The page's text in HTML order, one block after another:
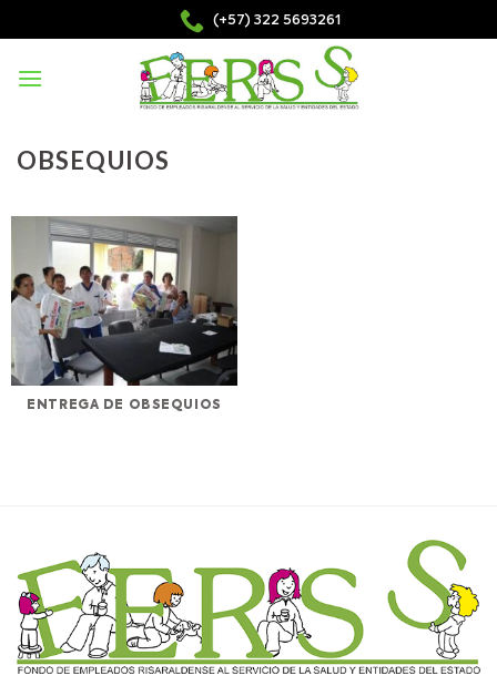
to
content
(+57) 322 5693261
OBSEQUIOS
ENTREGA DE OBSEQUIOS